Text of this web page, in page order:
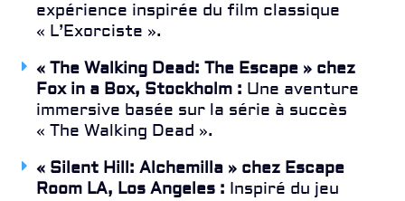
expérience inspirée du film classique
« L’Exorciste ».
« The Walking Dead: The Escape » chez
Fox in a Box, Stockholm : Une aventure
immersive basée sur la série à succès
« The Walking Dead ».
« Silent Hill: Alchemilla » chez Escape
Room LA, Los Angeles : Inspiré du jeu